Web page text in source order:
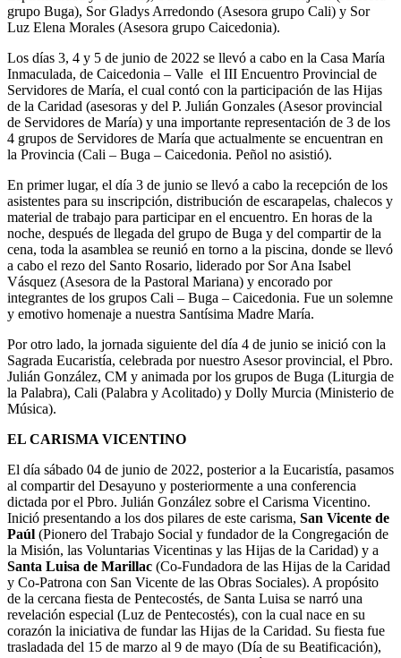
grupo Buga), Sor Gladys Arredondo (Asesora grupo Cali) y Sor
Luz Elena Morales (Asesora grupo Caicedonia).
Los días 3, 4 y 5 de junio de 2022 se llevó a cabo en la Casa María
Inmaculada, de Caicedonia – Valle el III Encuentro Provincial de
Servidores de María, el cual contó con la participación de las Hijas
de la Caridad (asesoras y del P. Julián Gonzales (Asesor provincial
de Servidores de María) y una importante representación de 3 de los
4 grupos de Servidores de María que actualmente se encuentran en
la Provincia (Cali – Buga – Caicedonia. Peñol no asistió).
En primer lugar, el día 3 de junio se llevó a cabo la recepción de los
asistentes para su inscripción, distribución de escarapelas, chalecos y
material de trabajo para participar en el encuentro. En horas de la
noche, después de llegada del grupo de Buga y del compartir de la
cena, toda la asamblea se reunió en torno a la piscina, donde se llevó
a cabo el rezo del Santo Rosario, liderado por Sor Ana Isabel
Vásquez (Asesora de la Pastoral Mariana) y encorado por
integrantes de los grupos Cali – Buga – Caicedonia. Fue un solemne
y emotivo homenaje a nuestra Santísima Madre María.
Por otro lado, la jornada siguiente del día 4 de junio se inició con la
Sagrada Eucaristía, celebrada por nuestro Asesor provincial, el Pbro.
Julián González, CM y animada por los grupos de Buga (Liturgia de
la Palabra), Cali (Palabra y Acolitado) y Dolly Murcia (Ministerio de
Música).
EL CARISMA VICENTINO
El día sábado 04 de junio de 2022, posterior a la Eucaristía, pasamos
al compartir del Desayuno y posteriormente a una conferencia
dictada por el Pbro. Julián González sobre el Carisma Vicentino.
Inició presentando a los dos pilares de este carisma, San Vicente de
Paúl (Pionero del Trabajo Social y fundador de la Congregación de
la Misión, las Voluntarias Vicentinas y las Hijas de la Caridad) y a
Santa Luisa de Marillac (Co-Fundadora de las Hijas de la Caridad
y Co-Patrona con San Vicente de las Obras Sociales). A propósito
de la cercana fiesta de Pentecostés, de Santa Luisa se narró una
revelación especial (Luz de Pentecostés), con la cual nace en su
corazón la iniciativa de fundar las Hijas de la Caridad. Su fiesta fue
trasladada del 15 de marzo al 9 de mayo (Día de su Beatificación),